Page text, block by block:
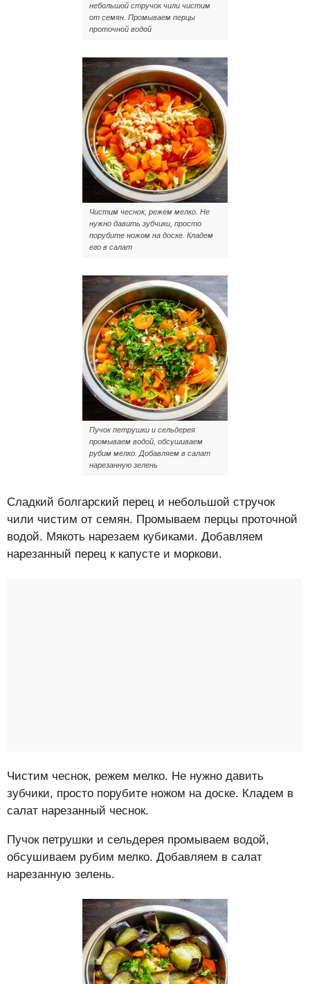
небольшой стручок чили чистим
от семян. Промываем перцы
проточной водой
Чистим чеснок, режем мелко. Не
нужно давить зубчики, просто
порубите ножом на доске. Кладем
его в салат
Пучок петрушки и сельдерея
промываем водой, обсушиваем
рубим мелко. Добавляем в салат
нарезанную зелень
Сладкий болгарский перец и небольшой стручок
чили чистим от семян. Промываем перцы проточной
водой. Мякоть нарезаем кубиками. Добавляем
нарезанный перец к капусте и моркови.
Чистим чеснок, режем мелко. Не нужно давить
зубчики, просто порубите ножом на доске. Кладем в
салат нарезанный чеснок.
Пучок петрушки и сельдерея промываем водой,
обсушиваем рубим мелко. Добавляем в салат
нарезанную зелень.